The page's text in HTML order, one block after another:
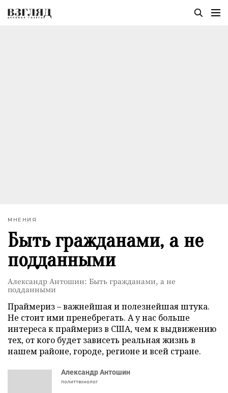
МНЕНИЯ
Быть гражданами, а не
подданными
Александр Антошин: Быть гражданами, а не
подданными
Праймериз – важнейшая и полезнейшая штука.
Не стоит ими пренебрегать. А у нас больше
интереса к праймериз в США, чем к выдвижению
тех, от кого будет зависеть реальная жизнь в
нашем районе, городе, регионе и всей стране.
Александр Антошин
политтехнолог